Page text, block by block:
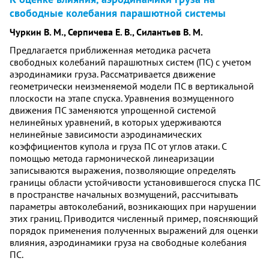
свободные колебания парашютной системы
Чуркин В. М., Серпичева Е. В., Силантьев В. М.
Предлагается приближенная методика расчета
свободных колебаний парашютных систем (ПС) с учетом
аэродинамики груза. Рассматривается движение
геометрически неизменяемой модели ПС в вертикальной
плоскости на этапе спуска. Уравнения возмущенного
движения ПС заменяются упрощенной системой
нелинейных уравнений, в которых удерживаются
нелинейные зависимости аэродинамических
коэффициентов купола и груза ПС от углов атаки. С
помощью метода гармонической линеаризации
записываются выражения, позволяющие определять
границы области устойчивости установившегося спуска ПС
в пространстве начальных возмущений, рассчитывать
параметры автоколебаний, возникающих при нарушении
этих границ. Приводится численный пример, поясняющий
порядок применения полученных выражений для оценки
влияния, аэродинамики груза на свободные колебания
ПС.